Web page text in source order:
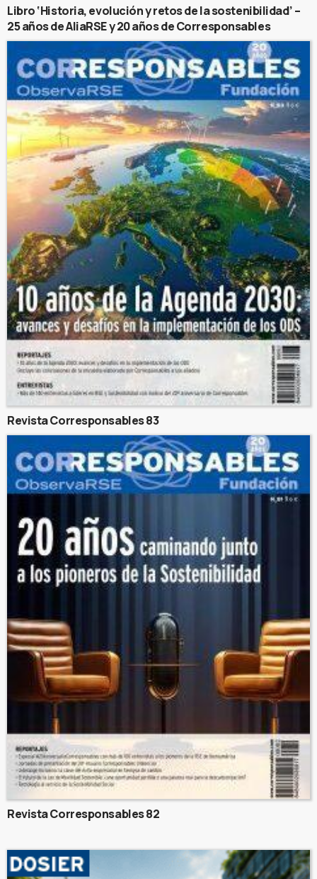
Libro ‘Historia, evolución y retos de la sostenibilidad’ –
25 años de AliaRSE y 20 años de Corresponsables
Revista Corresponsables 83
Revista Corresponsables 82